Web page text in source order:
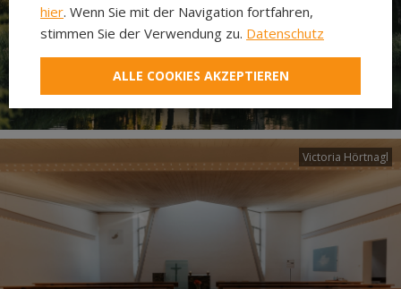
Victoria Hörtnagl
hier. Wenn Sie mit der Navigation fortfahren,
stimmen Sie der Verwendung zu. Datenschutz
ALLE COOKIES AKZEPTIEREN